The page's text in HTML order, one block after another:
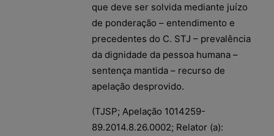
que deve ser solvida mediante juízo
de ponderação – entendimento e
precedentes do C. STJ – prevalência
da dignidade da pessoa humana –
sentença mantida – recurso de
apelação desprovido.
(TJSP; Apelação 1014259-
89.2014.8.26.0002; Relator (a):